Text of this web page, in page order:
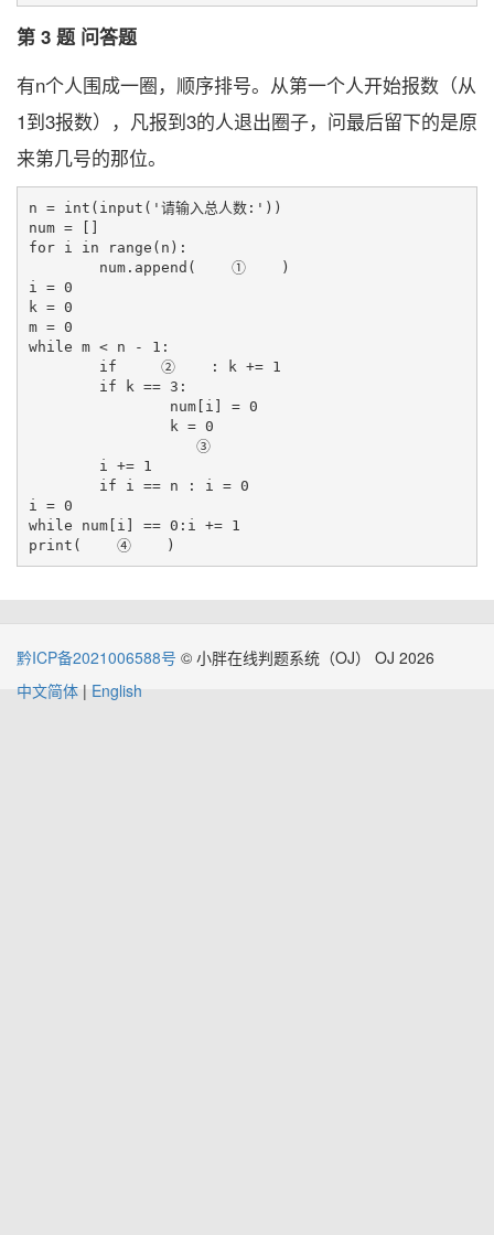
第 3 题 问答题
有n个人围成一圈，顺序排号。从第一个人开始报数（从
1到3报数），凡报到3的人退出圈子，问最后留下的是原
来第几号的那位。
n = int(input('请输入总人数:'))
num = []
for i in range(n):
i = 0
k = 0
m = 0
while m < n - 1:
i = 0
while num[i] == 0:i += 1
黔ICP备2021006588号 © 小胖在线判题系统（OJ） OJ 2026
中文简体 | English